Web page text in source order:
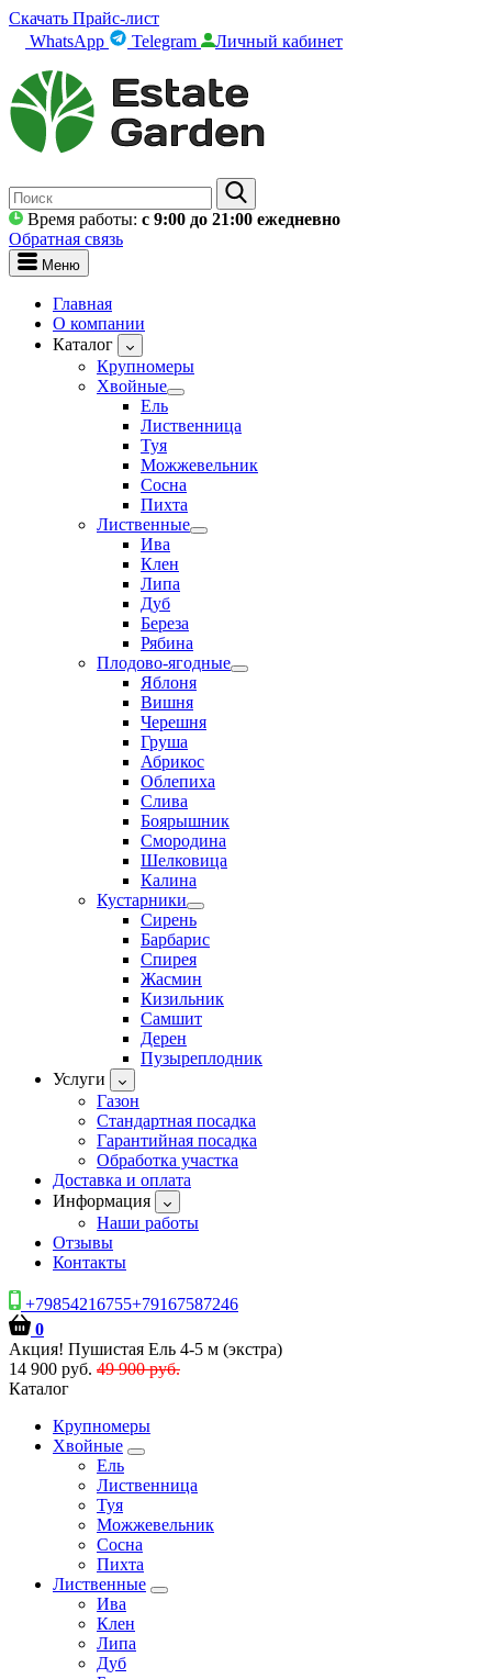
Скачать Прайс-лист
WhatsApp
Telegram Личный кабинет
Время работы: c 9:00 до 21:00 ежедневно
Обратная связь
Меню
Главная
О компании
Каталог
Крупномеры
Хвойные
Ель
Лиственница
Туя
Можжевельник
Сосна
Пихта
Лиственные
Ива
Клен
Липа
Дуб
Береза
Рябина
Плодово-ягодные
Яблоня
Вишня
Черешня
Груша
Абрикос
Облепиха
Слива
Боярышник
Смородина
Шелковица
Калина
Кустарники
Сирень
Барбарис
Спирея
Жасмин
Кизильник
Самшит
Дерен
Пузыреплодник
Услуги
Газон
Стандартная посадка
Гарантийная посадка
Обработка участка
Доставка и оплата
Информация
Наши работы
Отзывы
Контакты
+79854216755+79167587246
0
Акция! Пушистая Ель 4-5 м (экстра)
14 900 руб. 49 900 руб.
Каталог
Крупномеры
Хвойные
Ель
Лиственница
Туя
Можжевельник
Сосна
Пихта
Лиственные
Ива
Клен
Липа
Дуб